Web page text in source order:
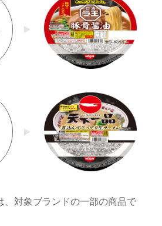
、対象ブランドの一部の商品で